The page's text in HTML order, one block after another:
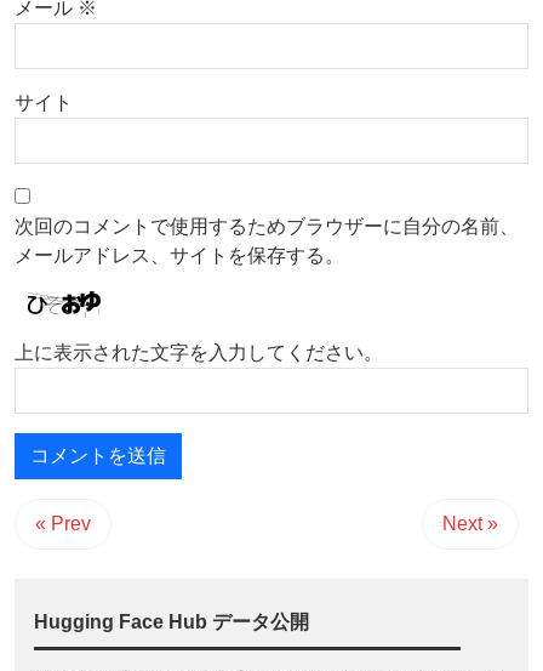
メール ※
サイト
次回のコメントで使用するためブラウザーに自分の名前、
メールアドレス、サイトを保存する。
上に表示された文字を入力してください。
« Prev Next »
Hugging Face Hub データ公開